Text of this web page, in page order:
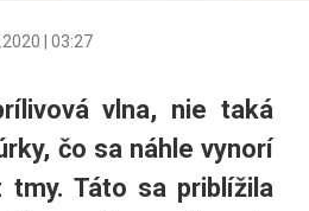
| 03:27
vlna, nie taká
čo sa náhle vynorí
tmy. Táto sa priblížila